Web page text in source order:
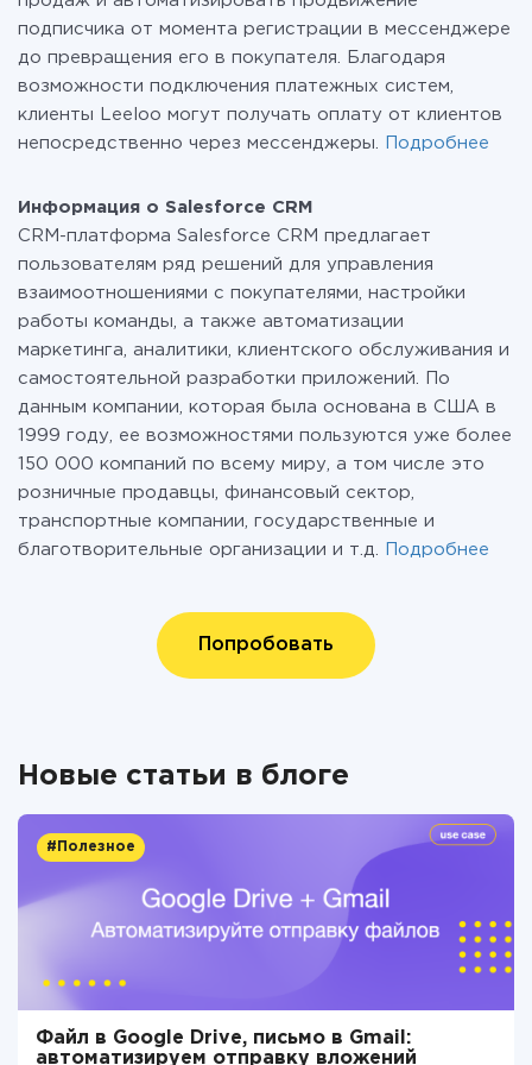
подписчика от момента регистрации в мессенджере
до превращения его в покупателя. Благодаря
возможности подключения платежных систем,
клиенты Leeloo могут получать оплату от клиентов
непосредственно через мессенджеры.
Подробнее
Информация о Salesforce CRM
CRM-платформа Salesforce CRM предлагает
пользователям ряд решений для управления
взаимоотношениями с покупателями, настройки
работы команды, а также автоматизации
маркетинга, аналитики, клиентского обслуживания и
самостоятельной разработки приложений. По
данным компании, которая была основана в США в
1999 году, ее возможностями пользуются уже более
150 000 компаний по всему миру, а том числе это
розничные продавцы, финансовый сектор,
транспортные компании, государственные и
благотворительные организации и т.д.
Подробнее
Попробовать
Новые статьи в блоге
#Полезное
Файл в Google Drive, письмо в Gmail:
автоматизируем отправку вложений